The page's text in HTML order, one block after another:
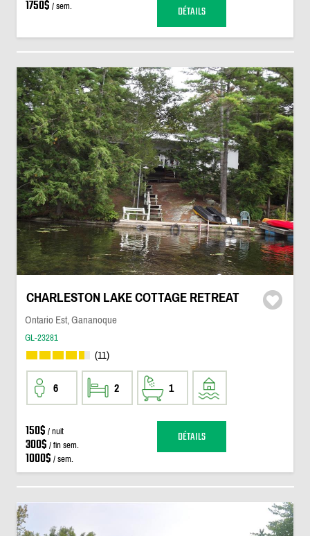
1750$ / sem. DÉTAILS
CHARLESTON LAKE COTTAGE RETREAT
Ontario Est, Gananoque
GL-23281
(11)
6 2 1
150$ / nuit
300$ / fin sem.
1000$ / sem.
DÉTAILS